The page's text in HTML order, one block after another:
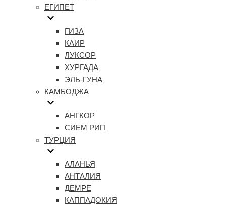
ЕГИПЕТ
ГИЗА
КАИР
ЛУКСОР
ХУРГАДА
ЭЛЬ-ГУНА
КАМБОДЖА
АНГКОР
СИЕМ РИП
ТУРЦИЯ
АЛАНЬЯ
АНТАЛИЯ
ДЕМРЕ
КАППАДОКИЯ